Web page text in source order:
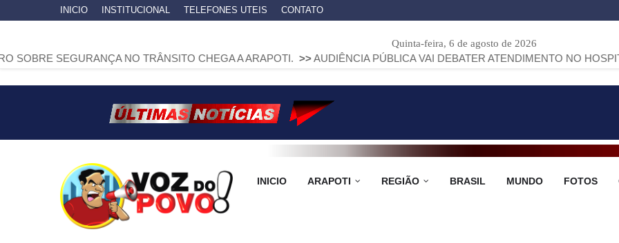
INICIO INSTITUCIONAL TELEFONES UTEIS CONTATO
Quinta-feira, 6 de agosto de 2026
NO TRÂNSITO CHEGA A ARAPOTI. >>AUDIÊNCIA PÚBLICA VAI DEBATER ATENDIMENTO NO HOSPITAL 18 DE
INICIO ARAPOTI REGIÃO BRASIL MUNDO FOTOS